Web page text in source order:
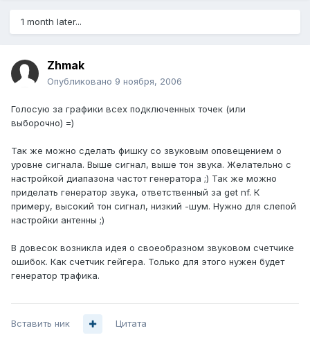
1 month later...
Zhmak
Опубликовано 9 ноября, 2006
Голосую за графики всех подключенных точек (или
выборочно) =)
Так же можно сделать фишку со звуковым оповещением о
уровне сигнала. Выше сигнал, выше тон звука. Желательно с
настройкой диапазона частот генератора ;) Так же можно
приделать генератор звука, ответственный за get nf. К
примеру, высокий тон сигнал, низкий -шум. Нужно для слепой
настройки антенны ;)
В довесок возникла идея о своеобразном звуковом счетчике
ошибок. Как счетчик гейгера. Только для этого нужен будет
генератор трафика.
Вставить ник Цитата